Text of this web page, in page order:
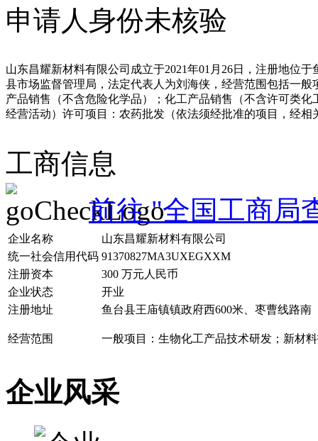
申请人身份未核验
山东昌耀新材料有限公司成立于2021年01月26日，注册地位
县市场监督管理局，法定代表人为刘海侠，经营范围包括一
产品销售（不含危险化学品）；化工产品销售（不含许可类
经营活动）许可项目：农药批发（依法须经批准的项目，经
工商信息
前往 "全国工商局
企业名称
山东昌耀新材料有限公司
统一社会信用代码 91370827MA3UXEGXXM
注册资本
300 万元人民币
企业状态
开业
注册地址
鱼台县王庙镇镇政府西600米、枣曹线路南
经营范围 一般项目：生物化工产品技术研发；新材
企业风采